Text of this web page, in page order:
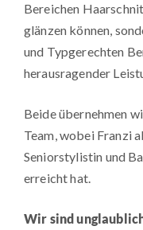
Bereichen
glänzen können,
und Typgerechten
herausragender
Beide übernehmen
Team, wobei Franzi
Seniorstylistin und
erreicht hat.
Wir sind